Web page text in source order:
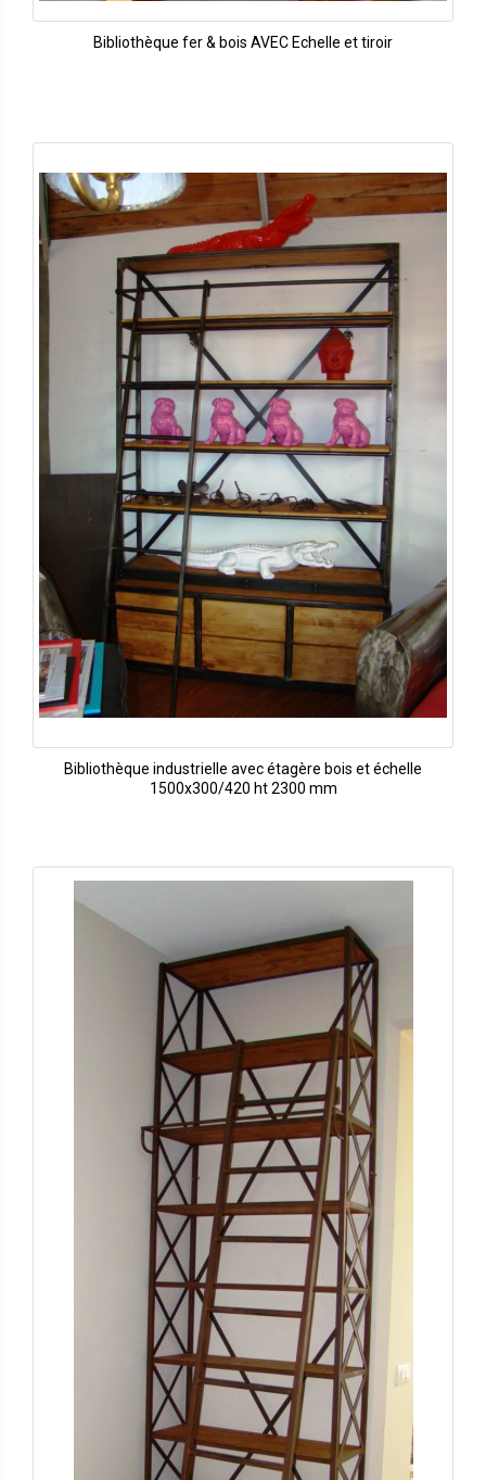
Bibliothèque fer & bois AVEC Echelle et tiroir
Bibliothèque industrielle avec étagère bois et échelle
1500x300/420 ht 2300 mm